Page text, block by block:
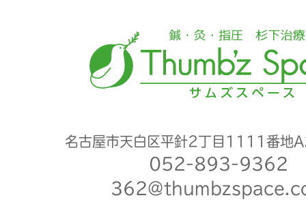
名古屋市天白区平針2丁目1111番地
052-893-9362